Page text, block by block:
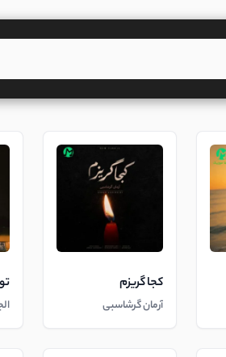
کجا گریزم
آرمان گرشاسبی